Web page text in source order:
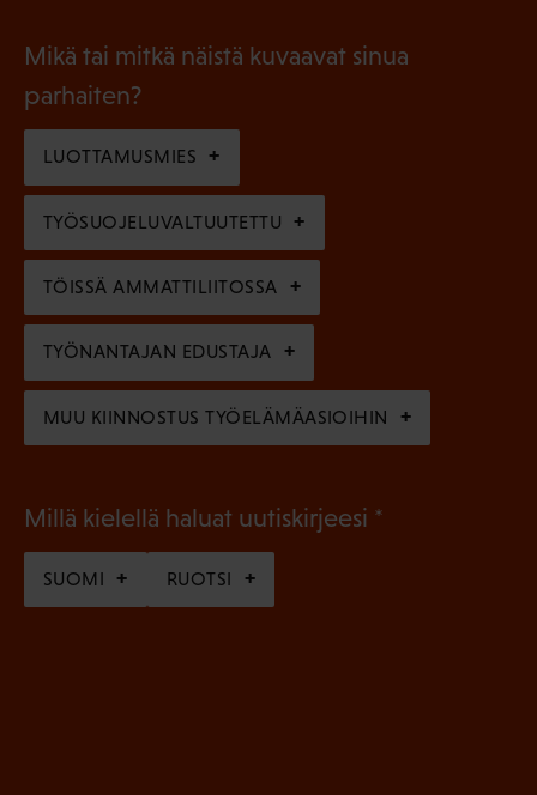
n
e
)
l
i
n
e
n
)
l
i
n
e
n
)
Mikä tai mitkä näistä kuvaavat sinua
parhaiten?
LUOTTAMUSMIES
TYÖSUOJELUVALTUUTETTU
TÖISSÄ AMMATTILIITOSSA
TYÖNANTAJAN EDUSTAJA
MUU KIINNOSTUS TYÖELÄMÄASIOIHIN
Millä kielellä haluat uutiskirjeesi
SUOMI RUOTSI